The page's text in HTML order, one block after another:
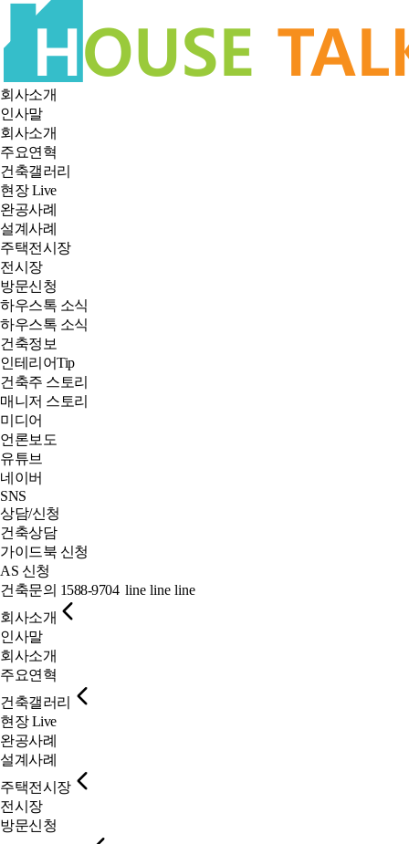
회사소개
인사말
회사소개
주요연혁
건축갤러리
현장 Live
완공사례
설계사례
주택전시장
전시장
방문신청
하우스톡 소식
하우스톡 소식
건축정보
인테리어Tip
건축주 스토리
매니저 스토리
미디어
언론보도
유튜브
네이버
SNS
상담/신청
건축상담
가이드북 신청
AS 신청
건축문의 1588-9704 line line line
회사소개
인사말
회사소개
주요연혁
건축갤러리
현장 Live
완공사례
설계사례
주택전시장
전시장
방문신청